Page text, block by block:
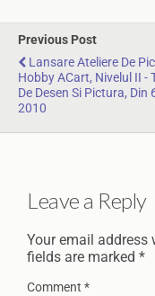
Previous Post
Lansare Ateliere De
Hobby ACart, Nivelul II -
De Desen Si Pictura, Din
2010
Leave a Reply
Your email address
fields are marked *
Comment *